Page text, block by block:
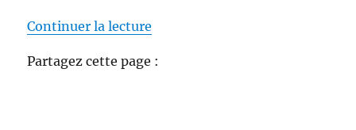
Continuer la lecture
Partagez cette page :